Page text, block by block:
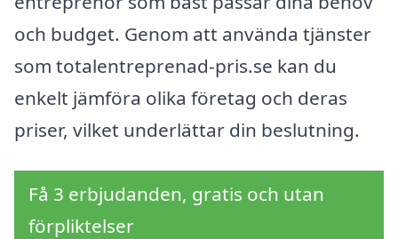
och budget. Genom att använda tjänster
som totalentreprenad-pris.se kan du
enkelt jämföra olika företag och deras
priser, vilket underlättar din beslutning.
Få 3 erbjudanden, gratis och utan
förpliktelser